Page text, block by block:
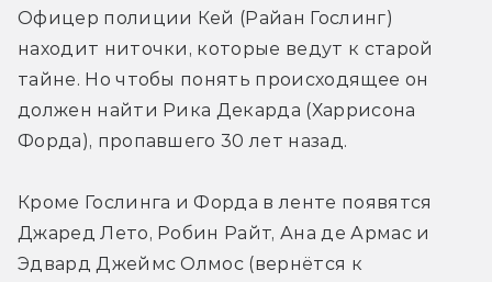
Офицер полиции Кей (Райан Гослинг)
находит ниточки, которые ведут к старой
тайне. Но чтобы понять происходящее он
должен найти Рика Декарда (Харрисона
Форда), пропавшего 30 лет назад.
Кроме Гослинга и Форда в ленте появятся
Джаред Лето, Робин Райт, Ана де Армас и
Эдвард Джеймс Олмос (вернётся к